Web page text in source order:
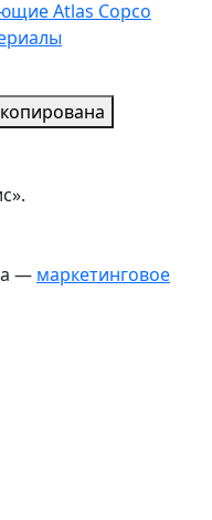
Atlas Copco
— маркетинговое